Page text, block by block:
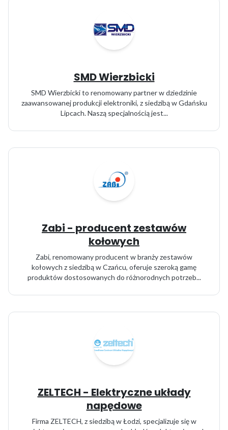
SMD Wierzbicki
SMD Wierzbicki to renomowany partner w dziedzinie
zaawansowanej produkcji elektroniki, z siedzibą w Gdańsku
Lipcach. Naszą specjalnością jest...
Zabi - producent zestawów
kołowych
Zabi, renomowany producent w branży zestawów
kołowych z siedzibą w Czańcu, oferuje szeroką gamę
produktów dostosowanych do różnorodnych potrzeb...
ZELTECH - Elektryczne układy
napędowe
Firma ZELTECH, z siedzibą w Łodzi, specjalizuje się w